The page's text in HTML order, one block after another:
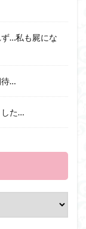
…私も屍にな
待…
した…